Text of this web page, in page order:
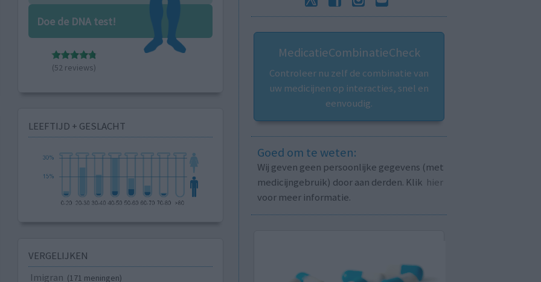
Doe de DNA test!
(52 reviews)
LEEFTIJD + GESLACHT
VERGELIJKEN
Imigran (171 meningen)
MedicatieCombinatieCheck
Controleer nu zelf de combinatie van
uw medicijnen op interacties, snel en
eenvoudig.
Goed om te weten:
Wij geven geen persoonlijke gegevens (met
medicijngebruik) door aan derden. Klik hier
voor meer informatie.